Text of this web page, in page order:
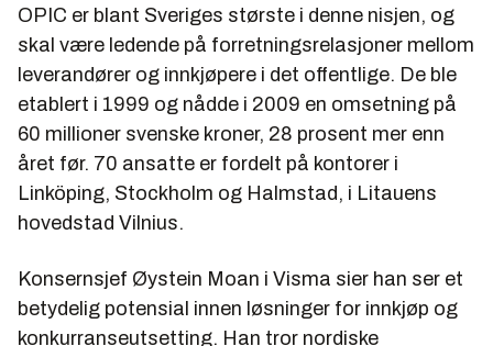
OPIC er blant Sveriges største i denne nisjen, og
skal være ledende på forretningsrelasjoner mellom
leverandører og innkjøpere i det offentlige. De ble
etablert i 1999 og nådde i 2009 en omsetning på
60 millioner svenske kroner, 28 prosent mer enn
året før. 70 ansatte er fordelt på kontorer i
Linköping, Stockholm og Halmstad, i Litauens
hovedstad Vilnius.
Konsernsjef Øystein Moan i Visma sier han ser et
betydelig potensial innen løsninger for innkjøp og
konkurranseutsetting. Han tror nordiske